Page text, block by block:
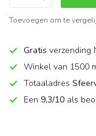
Toevoegen om te
Gratis verzending
Winkel van 1500
Totaaladres
Een 9,3/10 als